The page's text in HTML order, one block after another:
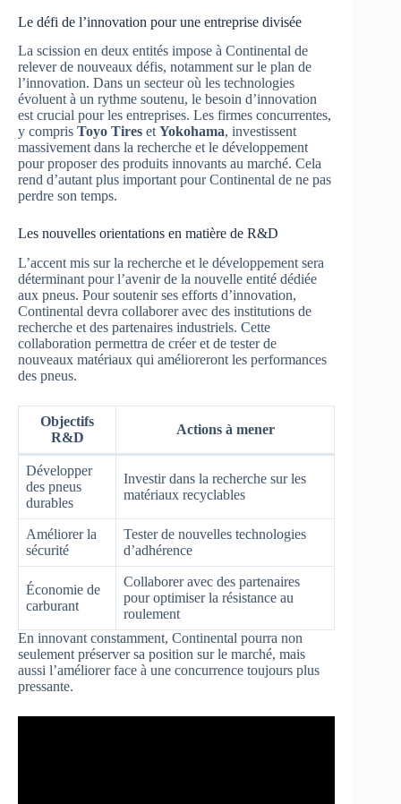
Le défi de l’innovation pour une entreprise divisée
La scission en deux entités impose à Continental de
relever de nouveaux défis, notamment sur le plan de
l’innovation. Dans un secteur où les technologies
évoluent à un rythme soutenu, le besoin d’innovation
est crucial pour les entreprises. Les firmes concurrentes,
y compris Toyo Tires etYokohama, investissent
massivement dans la recherche et le développement
pour proposer des produits innovants au marché. Cela
rend d’autant plus important pour Continental de ne pas
perdre son temps.
Les nouvelles orientations en matière de R&D
L’accent mis sur la recherche et le développement sera
déterminant pour l’avenir de la nouvelle entité dédiée
aux pneus. Pour soutenir ses efforts d’innovation,
Continental devra collaborer avec des institutions de
recherche et des partenaires industriels. Cette
collaboration permettra de créer et de tester de
nouveaux matériaux qui amélioreront les performances
des pneus.
Objectifs
R&D
Actions à mener
Développer
des pneus
durables
Investir dans la recherche sur les
matériaux recyclables
Améliorer la
sécurité
Tester de nouvelles technologies
d’adhérence
Économie de
carburant
Collaborer avec des partenaires
pour optimiser la résistance au
roulement
En innovant constamment, Continental pourra non
seulement préserver sa position sur le marché, mais
aussi l’améliorer face à une concurrence toujours plus
pressante.